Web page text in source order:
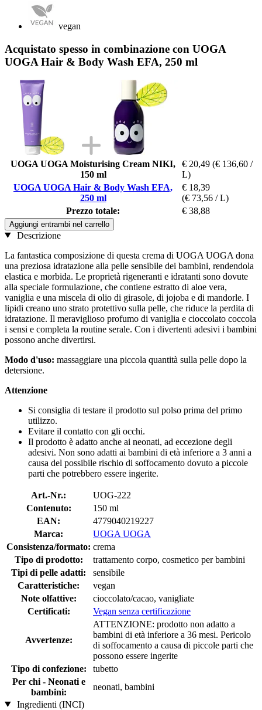
vegan
Acquistato spesso in combinazione con UOGA
UOGA Hair & Body Wash EFA, 250 ml
UOGA UOGA Moisturising Cream NIKI,
150 ml
€ 20,49 (€ 136,60 /
L)
UOGA UOGA Hair & Body Wash EFA,
250 ml
€ 18,39
(€ 73,56 / L)
Prezzo totale:
€ 38,88
Aggiungi entrambi nel carrello
Descrizione
La fantastica composizione di questa crema di UOGA UOGA dona
una preziosa idratazione alla pelle sensibile dei bambini, rendendola
elastica e morbida. Le proprietà rigeneranti e idratanti sono dovute
alla speciale formulazione, che contiene estratto di aloe vera,
vaniglia e una miscela di olio di girasole, di jojoba e di mandorle. I
lipidi creano uno strato protettivo sulla pelle, che riduce la perdita di
idratazione. Il meraviglioso profumo di vaniglia e cioccolato coccola
i sensi e completa la routine serale. Con i divertenti adesivi i bambini
possono anche divertirsi.
Modo d'uso: massaggiare una piccola quantità sulla pelle dopo la
detersione.
Attenzione
Si consiglia di testare il prodotto sul polso prima del primo
utilizzo.
Evitare il contatto con gli occhi.
Il prodotto è adatto anche ai neonati, ad eccezione degli
adesivi. Non sono adatti ai bambini di età inferiore a 3 anni a
causa del possibile rischio di soffocamento dovuto a piccole
parti che potrebbero essere ingerite.
Art.-Nr.:
UOG-222
Contenuto:
150 ml
EAN:
4779040219227
Marca:
UOGA UOGA
Consistenza/formato: crema
Tipo di prodotto:
trattamento corpo, cosmetico per bambini
Tipi di pelle adatti:
sensibile
Caratteristiche:
vegan
Note olfattive:
cioccolato/cacao, vanigliate
Certificati:
Vegan senza certificazione
Avvertenze:
ATTENZIONE: prodotto non adatto a
bambini di età inferiore a 36 mesi. Pericolo
di soffocamento a causa di piccole parti che
possono essere ingerite
Tipo di confezione:
tubetto
Per chi - Neonati e
bambini:
neonati, bambini
Ingredienti (INCI)